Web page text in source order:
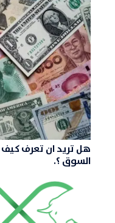
هل تريد ان تعرف
السوق ؟.